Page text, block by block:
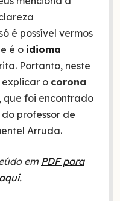
é possível vermos
é o idioma
Portanto, neste
explicar o corona
, que foi encontrado
professor de
Arruda.
em PDF para
.